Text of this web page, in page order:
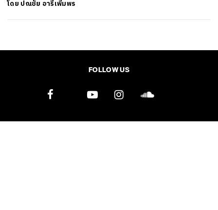
โดย ปณชัย อารีเพิ่มพร
FOLLOW US
SHARE